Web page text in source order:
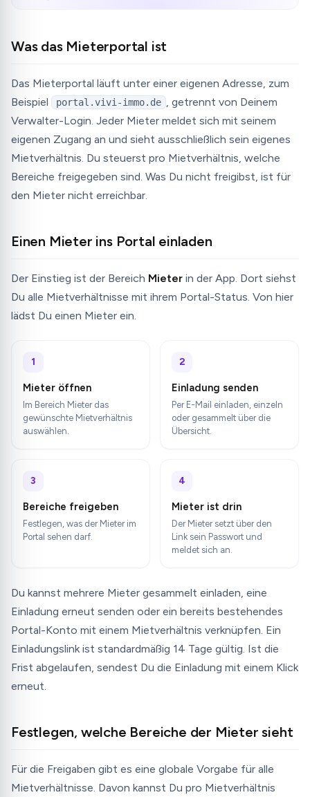
Was das Mieterportal ist
Das Mieterportal läuft unter einer eigenen Adresse, zum
Beispiel
portal.vivi-immo.de
, getrennt von Deinem
Verwalter-Login. Jeder Mieter meldet sich mit seinem
eigenen Zugang an und sieht ausschließlich sein eigenes
Mietverhältnis. Du steuerst pro Mietverhältnis, welche
Bereiche freigegeben sind. Was Du nicht freigibst, ist für
den Mieter nicht erreichbar.
Einen Mieter ins Portal einladen
Der Einstieg ist der Bereich Mieter in der App. Dort siehst
Du alle Mietverhältnisse mit ihrem Portal-Status. Von hier
lädst Du einen Mieter ein.
1
Mieter öffnen
Im Bereich Mieter das
gewünschte Mietverhältnis
auswählen.
2
Einladung senden
Per E-Mail einladen, einzeln
oder gesammelt über die
Übersicht.
3
Bereiche freigeben
Festlegen, was der Mieter im
Portal sehen darf.
4
Mieter ist drin
Der Mieter setzt über den
Link sein Passwort und
meldet sich an.
Du kannst mehrere Mieter gesammelt einladen, eine
Einladung erneut senden oder ein bereits bestehendes
Portal-Konto mit einem Mietverhältnis verknüpfen. Ein
Einladungslink ist standardmäßig 14 Tage gültig. Ist die
Frist abgelaufen, sendest Du die Einladung mit einem Klick
erneut.
Festlegen, welche Bereiche der Mieter sieht
Für die Freigaben gibt es eine globale Vorgabe für alle
Mietverhältnisse. Davon kannst Du pro Mietverhältnis